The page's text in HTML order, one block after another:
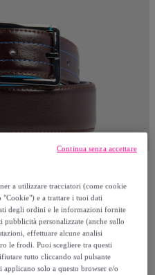
con fibbia ad
a utilizzare tracciatori (come cookie
e a trattare i tuoi dati
degli ordini e le informazioni fornite
personalizzate (anche sullo
effettuare alcune analisi
le frodi. Puoi scegliere tra questi
tutto cliccando sul pulsante
applicano solo a questo browser e/o
Continua senza accettare